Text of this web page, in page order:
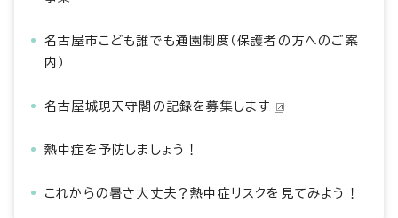
名古屋市こども誰でも通園制度（保護者の方へのご案
内）
名古屋城現天守閣の記録を募集します
熱中症を予防しましょう！
これからの暑さ大丈夫？熱中症リスクを見てみよう！